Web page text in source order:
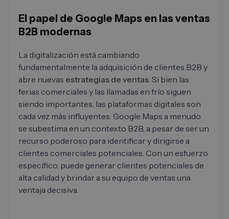
El papel de Google Maps en las ventas
B2B modernas
La digitalización está cambiando
fundamentalmente la adquisición de clientes B2B y
abre nuevas estrategias de ventas. Si bien las
ferias comerciales y las llamadas en frío siguen
siendo importantes, las plataformas digitales son
cada vez más influyentes. Google Maps a menudo
se subestima en un contexto B2B, a pesar de ser un
recurso poderoso para identificar y dirigirse a
clientes comerciales potenciales. Con un esfuerzo
específico, puede generar clientes potenciales de
alta calidad y brindar a su equipo de ventas una
ventaja decisiva.